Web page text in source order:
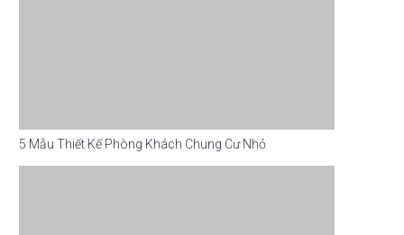
5 Mẫu Thiết Kế Phòng Khách Chung Cư Nhỏ